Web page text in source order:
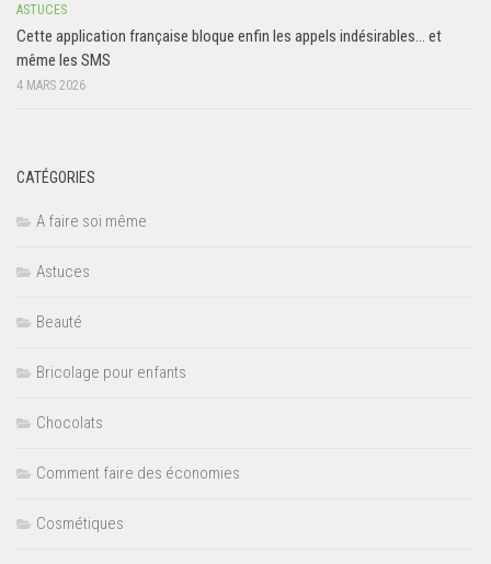
ASTUCES
Cette application française bloque enfin les appels indésirables… et
même les SMS
4 MARS 2026
CATÉGORIES
A faire soi même
Astuces
Beauté
Bricolage pour enfants
Chocolats
Comment faire des économies
Cosmétiques